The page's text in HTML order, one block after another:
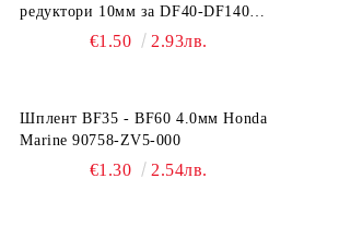
редуктори 10мм за DF40-DF140
Suzuki 09168-10022
€1.50 2.93лв.
Шплент BF35 - BF60 4.0мм Honda
Marine 90758-ZV5-000
€1.30 2.54лв.